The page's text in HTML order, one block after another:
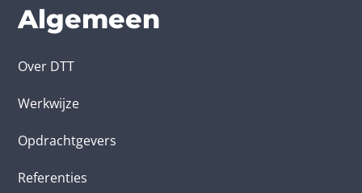
Algemeen
Over DTT
Werkwijze
Opdrachtgevers
Referenties